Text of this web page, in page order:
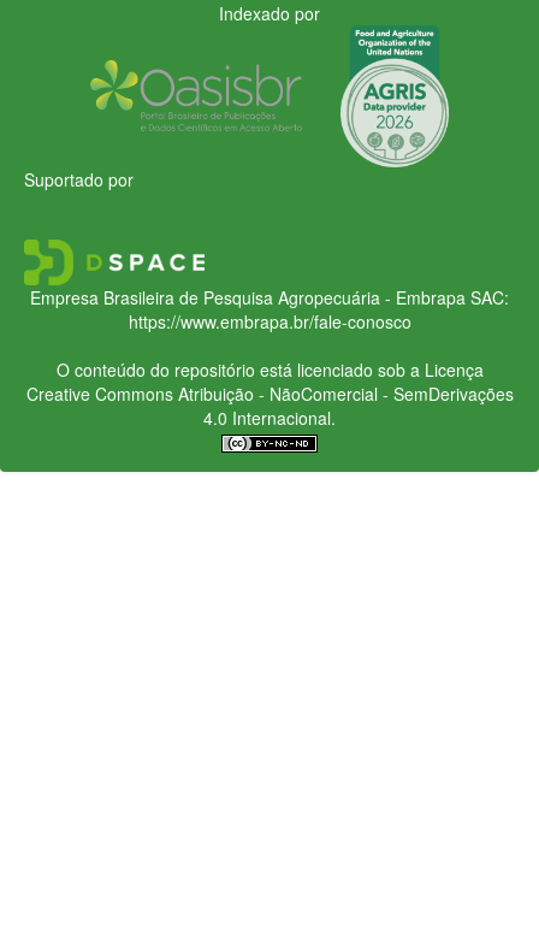
Indexado por
Suportado por
Empresa Brasileira de Pesquisa Agropecuária - Embrapa SAC:
https://www.embrapa.br/fale-conosco
O conteúdo do repositório está licenciado sob a Licença
Creative CommonsAtribuição - NãoComercial - SemDerivações
4.0 Internacional.